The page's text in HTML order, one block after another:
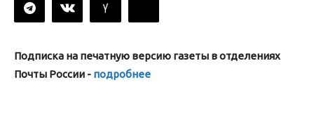
Подписка на печатную версию газеты в отделениях
Почты России - подробнее